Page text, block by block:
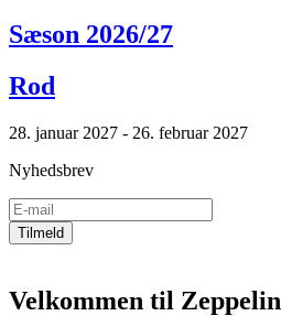
Sæson 2026/27
Rod
28. januar 2027 - 26. februar 2027
Nyhedsbrev
Velkommen til Zeppelin